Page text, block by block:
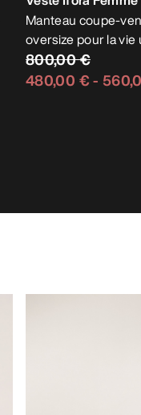
Manteau coupe-
oversize pour la vie
800,00 €
480,00 €-